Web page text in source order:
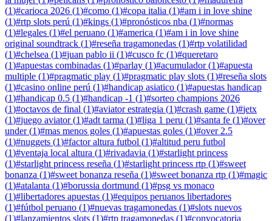
(1)#carioca 2026 (1)#como (1)#copa italia (1)#am i in love shine
(1)#rtp slots perú (1)#kings (1)#pronósticos nba (1)#normas
(1)#legales (1)#el peruano (1)#america (1)#am i in love shine
original soundtrack (1)#reseña tragamonedas (1)#rtp volatilidad
(1)#chelsea (1)#juan pablo ii (1)#cusco fc (1)#queretaro
(1)#apuestas combinadas (1)#parlay (1)#acumulador(1)#apuesta
multiple (1)#pragmatic play (1)#pragmatic play slots (1)#reseña slots
(1)#casino online perú (1)#handicap asiatico (1)#apuestas handicap
(1)#handicap 0.5 (1)#handicap -1 (1)#sorteo champions 2026
(1)#octavos de final (1)#aviator estrategia (1)#crash game (1)#jetx
(1)#juego aviator(1)#adt tarma (1)#liga 1 peru (1)#santa fe (1)#over
under(1)#mas menos goles (1)#apuestas goles (1)#over 2.5
(1)#nuggets (1)#factor altura futbol (1)#altitud peru futbol
(1)#ventaja local altura (1)#rivadavia (1)#starlight princess
(1)#starlight princess reseña (1)#starlight princess rtp (1)#sweet
bonanza (1)#sweet bonanza reseña (1)#sweet bonanza rtp (1)#magic
(1)#atalanta (1)#borussia dortmund (1)#psg vs monaco
(1)#libertadores apuestas (1)#equipos peruanos libertadores
(1)#fútbol peruano (1)#nuevas tragamonedas (1)#slots nuevos
(1)#lanzamientos slots (1)#rtp tragamonedas (1)#convocatoria